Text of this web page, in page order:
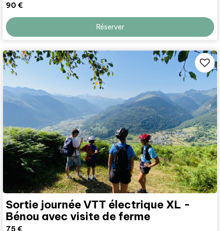
90 €
Réserver
Sortie journée VTT électrique XL -
Bénou avec visite de ferme
75 €